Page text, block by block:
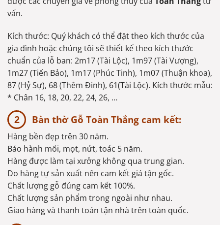
vấn.
Kích thước: Quý khách có thể đặt theo kích thước của
gia đình hoặc chúng tôi sẽ thiết kế theo kích thước
chuẩn của lỗ ban: 2m17 (Tài Lộc), 1m97 (Tài Vượng),
1m27 (Tiến Bảo), 1m17 (Phúc Tinh), 1m07 (Thuận khoa),
87 (Hỷ Sự), 68 (Thêm Đinh), 61(Tài Lộc). Kích thước mẫu:
* Chân 16, 18, 20, 22, 24, 26, …
Bàn thờ Gỗ Toàn Thắng cam kết:
Hàng bền đẹp trên 30 năm.
Bảo hành mối, mọt, nứt, toác 5 năm.
Hàng được làm tại xưởng không qua trung gian.
Do hàng tự sản xuất nên cam kết giá tận gốc.
Chất lượng gỗ đúng cam kết 100%.
Chất lượng sản phẩm trong ngoài như nhau.
Giao hàng và thanh toán tận nhà trên toàn quốc.